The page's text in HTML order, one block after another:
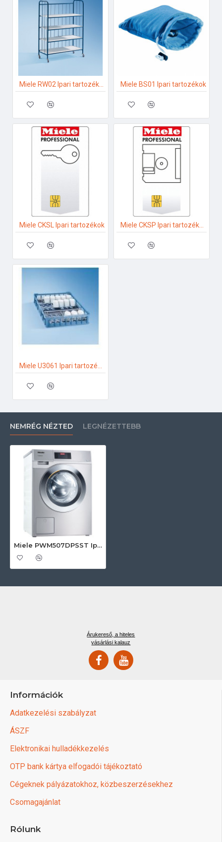
Miele BS01 Ipari tartozékok
Miele CKSL Ipari tartozékok Miele CKSP Ipari tartozékok
NEMRÉG NÉZTED LEGNÉZETTEBB
Miele PWM507DPSST Ipari mosógép
Árukereső, a hiteles
vásárlási kalauz
Információk
Adatkezelési szabályzat
ÁSZF
Elektronikai hulladékkezelés
OTP bank kártya elfogadói tájékoztató
Cégeknek pályázatokhoz, közbeszerzésekhez
Csomagajánlat
Rólunk